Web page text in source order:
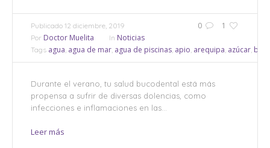
0 1
Publicado 12 diciembre, 2019
Por Doctor Muelita In Noticias
Tags agua, agua de mar, agua de piscinas, apio, arequipa, azúcar,
Durante el verano, tu salud bucodental está más
propensa a sufrir de diversas dolencias, como
infecciones e inflamaciones en las...
Leer más